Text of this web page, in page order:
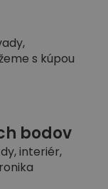
s kúpou
bodov
interiér,